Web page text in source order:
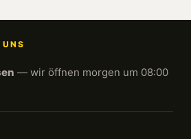
— wir öffnen morgen um 08:00